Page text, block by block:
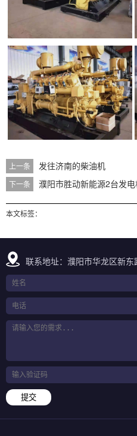
上一条 发往济南的柴油机
下一条 濮阳市胜动新能源2台发
本文标签：
联系地址：濮阳市华龙区新
提交